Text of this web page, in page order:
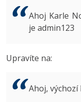
ASP.NET
Best
MS-SQL
3D grafik
VB.NET
Algoritmy
Inkscape
Ahoj Karle
je admin123
Upravíte na:
Ahoj,